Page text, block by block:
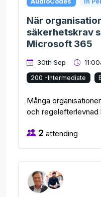
När
säkerhetskrav
Microsoft 365
30th Sep
200 -Intermediate
Många
och regelefterlevnad
2 attending